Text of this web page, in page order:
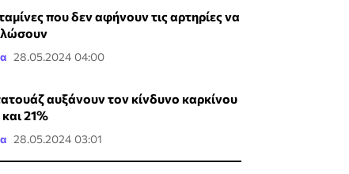
που δεν αφήνουν τις αρτηρίες να
28.05.2024 04:00
αυξάνουν τον κίνδυνο καρκίνου
21%
28.05.2024 03:01